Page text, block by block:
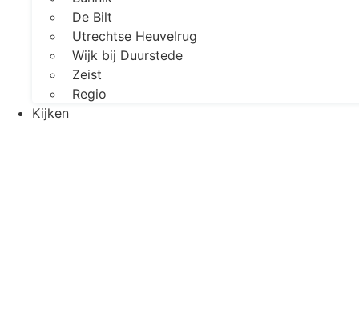
De Bilt
Utrechtse Heuvelrug
Wijk bij Duurstede
Zeist
Regio
Kijken